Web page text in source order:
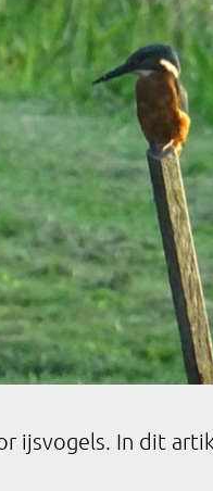
ijsvogels. In dit